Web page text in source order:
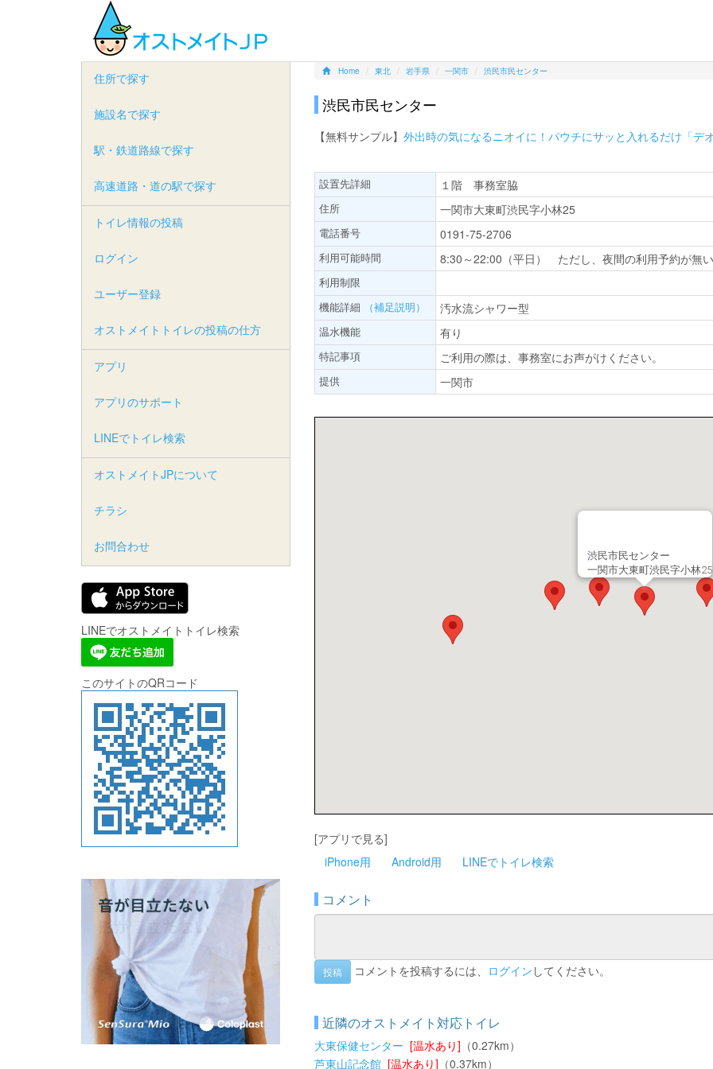
Home 東北 岩手県 一関市 渋民市民センター
渋民市民センター
【無料サンプル】 外出時の気になるニオイに！パウチにサッと入れるだけ「デ
設置先詳細 １階 事務室脇
住所 一関市大東町渋民字小林25
電話番号 0191-75-2706
利用可能時間 8:30～22:00（平日） ただし、夜間の利用予約が無
利用制限
機能詳細
（補足説明） 汚水流シャワー型
温水機能 有り
特記事項 ご利用の際は、事務室にお声がけください。
提供 一関市
渋民市民センター
一関市大東町渋民字小林25
[アプリで見る]
iPhone用
Android用 LINEでトイレ検索
コメント
投稿 コメントを投稿するには、 ログイン してください。
近隣のオストメイト対応トイレ
大東保健センター [温水あり] （0.27km）
芦東山記念館 [温水あり] （0.37km）
住所で探す
施設名で探す
駅・鉄道路線で探す
高速道路・道の駅で探す
トイレ情報の投稿
ログイン
ユーザー登録
オストメイトトイレの投稿の仕方
アプリ
アプリのサポート
LINEでトイレ検索
オストメイトJPについて
チラシ
お問合わせ
LINEでオストメイトトイレ検索
このサイトのQRコード